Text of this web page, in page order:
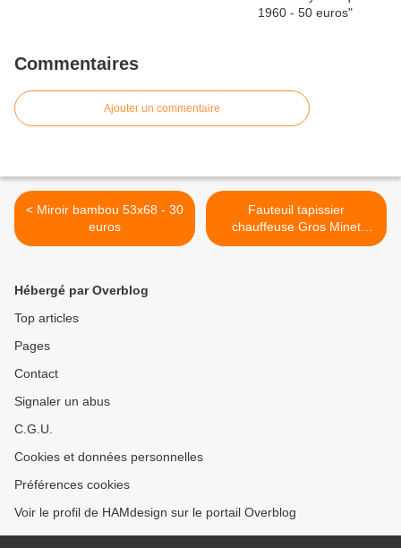
Commentaires
Ajouter un commentaire
< Miroir bambou 53x68 - 30
euros
Fauteuil tapissier
chauffeuse Gros Minet
"dans son jus" - 40 euros >
Hébergé par Overblog
Top articles
Pages
Contact
Signaler un abus
C.G.U.
Cookies et données personnelles
Préférences cookies
Voir le profil de HAMdesign sur le portail Overblog